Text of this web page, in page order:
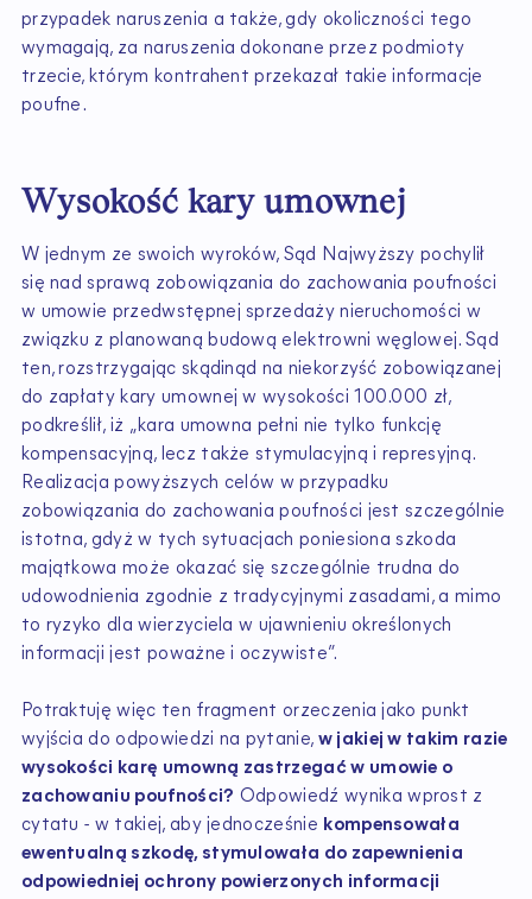
przypadek naruszenia a także, gdy okoliczności tego
wymagają, za naruszenia dokonane przez podmioty
trzecie, którym kontrahent przekazał takie informacje
poufne.
Wysokość kary umownej
W jednym ze swoich wyroków, Sąd Najwyższy pochylił
się nad sprawą zobowiązania do zachowania poufności
w umowie przedwstępnej sprzedaży nieruchomości w
związku z planowaną budową elektrowni węglowej. Sąd
ten, rozstrzygając skądinąd na niekorzyść zobowiązanej
do zapłaty kary umownej w wysokości 100.000 zł,
podkreślił, iż „kara umowna pełni nie tylko funkcję
kompensacyjną, lecz także stymulacyjną i represyjną.
Realizacja powyższych celów w przypadku
zobowiązania do zachowania poufności jest szczególnie
istotna, gdyż w tych sytuacjach poniesiona szkoda
majątkowa może okazać się szczególnie trudna do
udowodnienia zgodnie z tradycyjnymi zasadami, a mimo
to ryzyko dla wierzyciela w ujawnieniu określonych
informacji jest poważne i oczywiste”.
Potraktuję więc ten fragment orzeczenia jako punkt
wyjścia do odpowiedzi na pytanie, w jakiej w takim razie
wysokości karę umowną zastrzegać w umowie o
zachowaniu poufności? Odpowiedź wynika wprost z
cytatu - w takiej, aby jednocześnie kompensowała
ewentualną szkodę, stymulowała do zapewnienia
odpowiedniej ochrony powierzonych informacji